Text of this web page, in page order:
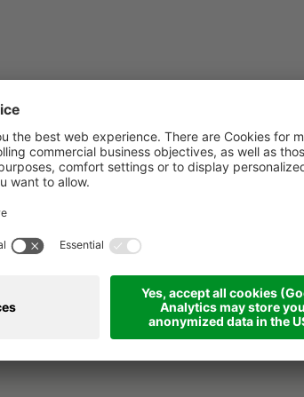
auch diese ein wenig Urlaubsluft